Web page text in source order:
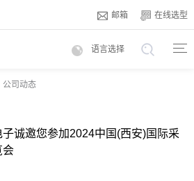
邮箱 在线选型
语言选择
公司动态
诚邀您参加2024中国(西安)国际采
会